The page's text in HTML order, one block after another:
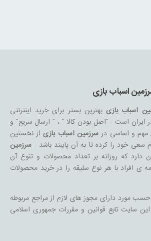
اسباب بازی
اسباب بازیبهترین بستر برای خرید اینترنتی
در ایران است . "اصل بودن کالا " ، " ارسال سریع" و
مهم و اساسی درسرزمین اسباب بازیاز نخستین
سعی خود را کرده تا به آن پایبند باشد .سرزمین
که روزانه بر تعداد محصولات و تنوع آن
همه ی افراد با هر نوع سلیقه را در خرید محصولات
مورد دارای مجوز های لازم از مراجع مربوطه
سایت تابع قوانین و مقررات جمهوری اسلامی